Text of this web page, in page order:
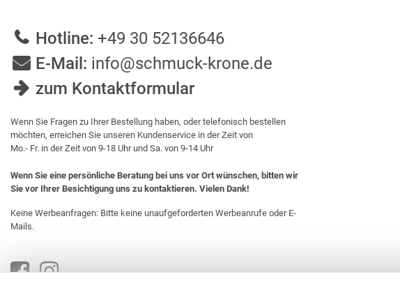
Hotline: +49 30 52136646
E-Mail: info@schmuck-krone.de
zum Kontaktformular
Wenn Sie Fragen zu Ihrer Bestellung haben, oder telefonisch bestellen
möchten, erreichen Sie unseren Kundenservice in der Zeit von
Mo.- Fr. in der Zeit von 9-18 Uhr und Sa. von 9-14 Uhr
Wenn Sie eine persönliche Beratung bei uns vor Ort wünschen, bitten wir
Sie vor Ihrer Besichtigung uns zu kontaktieren. Vielen Dank!
Keine Werbeanfragen: Bitte keine unaufgeforderten Werbeanrufe oder E-
Mails.